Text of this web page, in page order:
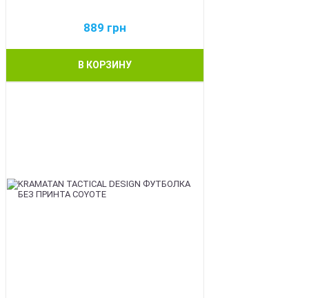
889 грн
В КОРЗИНУ